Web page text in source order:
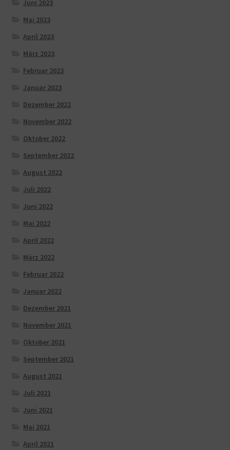
Juni 2023
Mai 2023
April 2023
März 2023
Februar 2023
Januar 2023
Dezember 2022
November 2022
Oktober 2022
September 2022
August 2022
Juli 2022
Juni 2022
Mai 2022
April 2022
März 2022
Februar 2022
Januar 2022
Dezember 2021
November 2021
Oktober 2021
September 2021
August 2021
Juli 2021
Juni 2021
Mai 2021
April 2021